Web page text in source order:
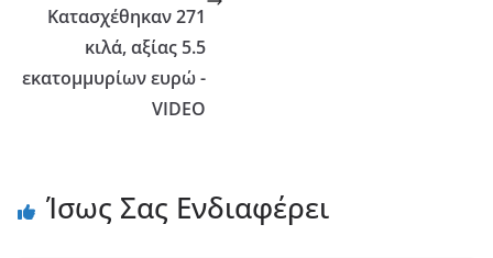
Κατασχέθηκαν 271
κιλά, αξίας 5.5
εκατομμυρίων ευρώ -
VIDEO
Ίσως Σας Ενδιαφέρει